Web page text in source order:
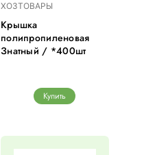
ХОЗТОВАРЫ
Крышка
полипропиленовая
Знатный / *400шт
Купить